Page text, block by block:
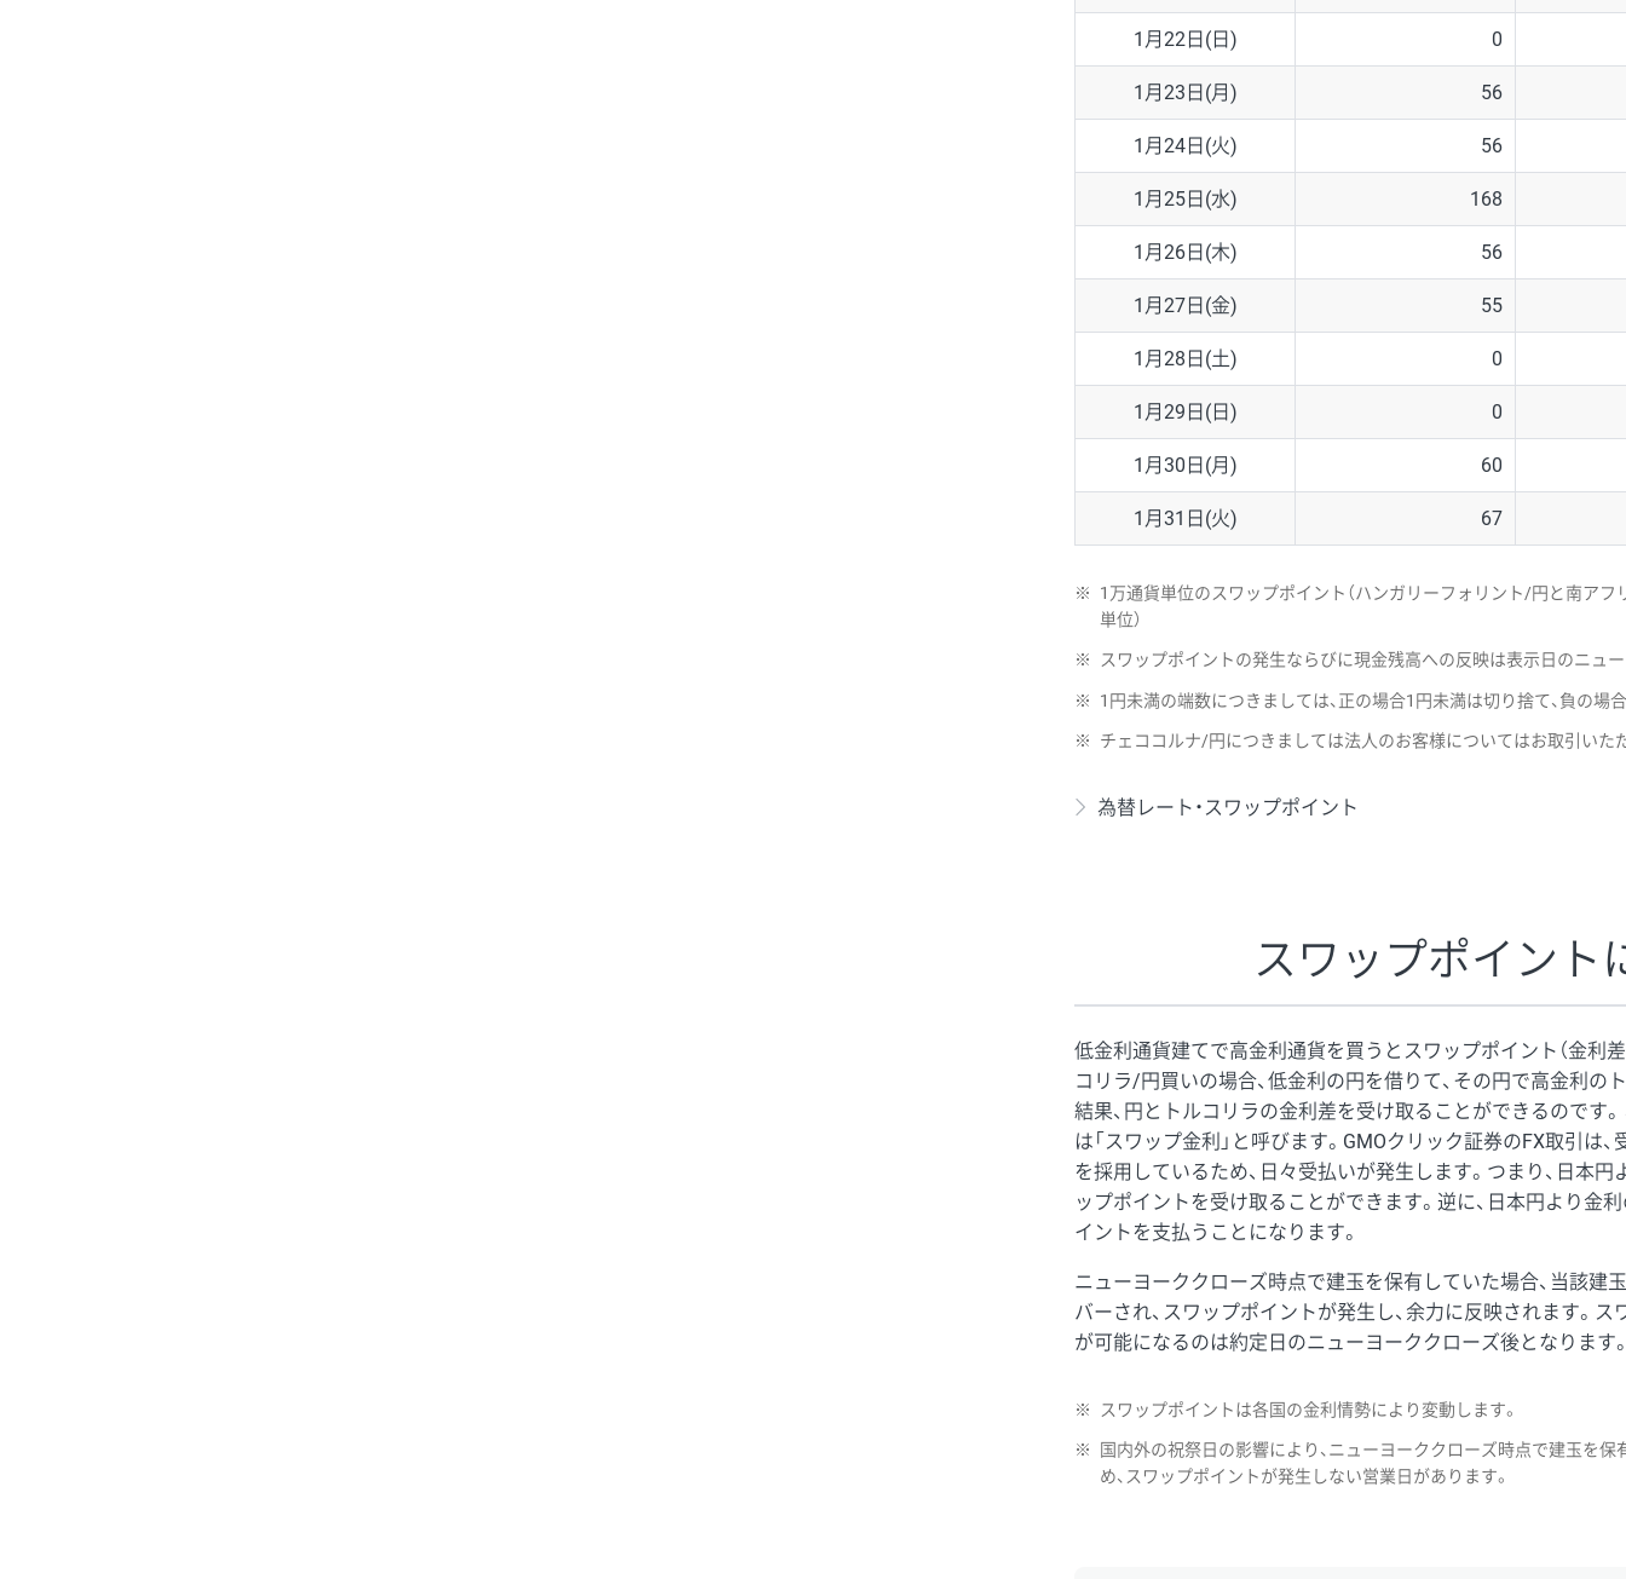
1月22日(日) 0
1月23日(月) 56
1月24日(火) 56
1月25日(水) 168
1月26日(木) 56
1月27日(金) 55
1月28日(土) 0
1月29日(日) 0
1月30日(月) 60
1月31日(火) 67
※
1万通貨単位のスワップポイント（ハンガリーフォリント/円と南ア
単位）
※ スワップポイントの発生ならびに現金残高への反映は表示日のニュ
※ 1円未満の端数につきましては、正の場合1円未満は切り捨て、負の場
※ チェココルナ/円につきましては法人のお客様についてはお取引いた
為替レート・スワップポイント
スワップポイント
低金利通貨建てで高金利通貨を買うとスワップポイント（金利
コリラ/円買いの場合、低金利の円を借りて、その円で高金利の
結果、円とトルコリラの金利差を受け取ることができるのです
は「スワップ金利」と呼びます。GMOクリック証券のFX取引は
を採用しているため、日々受払いが発生します。つまり、日本
ップポイントを受け取ることができます。逆に、日本円より金
イントを支払うことになります。
ニューヨーククローズ時点で建玉を保有していた場合、当該建
バーされ、スワップポイントが発生し、余力に反映されます。
が可能になるのは約定日のニューヨーククローズ後となります
※ スワップポイントは各国の金利情勢により変動します。
※
国内外の祝祭日の影響により、ニューヨーククローズ時点で建玉を
め、スワップポイントが発生しない営業日があります。